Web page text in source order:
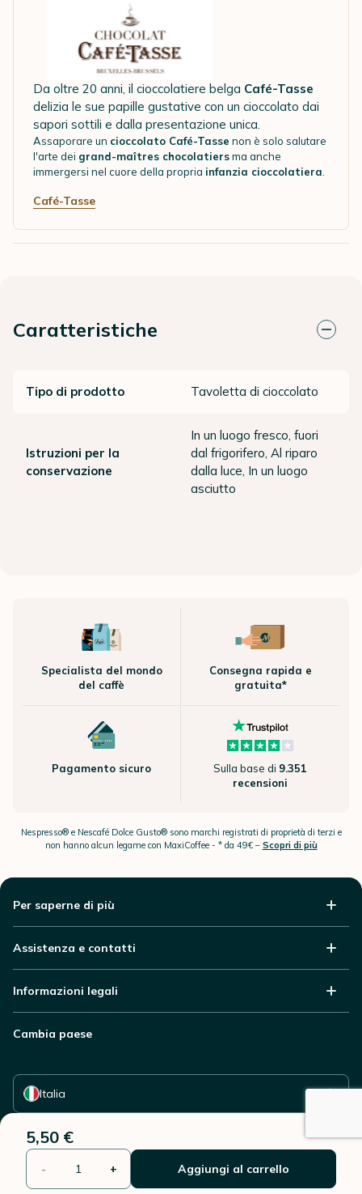
Da oltre 20 anni, il cioccolatiere belga Café-Tasse
delizia le sue papille gustative con un cioccolato dai
sapori sottili e dalla presentazione unica.
Assaporare un cioccolato Café-Tasse non è solo salutare
l'arte dei grand-maîtres chocolatiersma anche
immergersi nel cuore della propria infanzia cioccolatiera.
Café-Tasse
Caratteristiche
Tipo di prodotto Tavoletta di cioccolato
Istruzioni per la
conservazione
In un luogo fresco, fuori
dal frigorifero, Al riparo
dalla luce, In un luogo
asciutto
5,50 €
- + Aggiungi al carrello
Specialista del mondo
del caffè
Consegna rapida e
gratuita*
Pagamento sicuro Sulla base di 9.351
recensioni
Nespresso® e Nescafé Dolce Gusto® sono marchi registrati di proprietà di terzi e
non hanno alcun legame con MaxiCoffee - * da 49€ – Scopri di più
Per saperne di più
Assistenza e contatti
Informazioni legali
Cambia paese
Italia
Seleziona il tuo paese
© 2006 - 2026 - Riproduzione vietata